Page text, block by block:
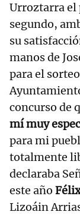
Urroztarra el
segundo,
su
manos de
para el
concurso de
mí muy
para mi
totalmente
declaraba
este año
Lizoáin